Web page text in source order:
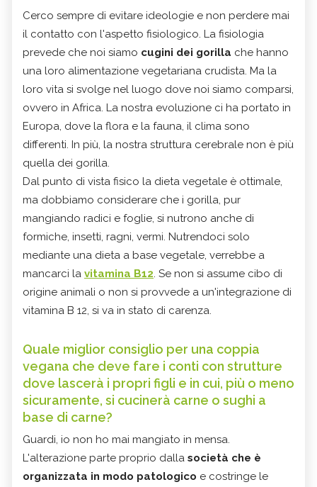
Cerco sempre di evitare ideologie e non perdere mai
il contatto con l'aspetto fisiologico. La fisiologia
prevede che noi siamo cugini dei gorilla che hanno
una loro alimentazione vegetariana crudista. Ma la
loro vita si svolge nel luogo dove noi siamo comparsi,
ovvero in Africa. La nostra evoluzione ci ha portato in
Europa, dove la flora e la fauna, il clima sono
differenti. In più, la nostra struttura cerebrale non è più
quella dei gorilla.
Dal punto di vista fisico la dieta vegetale è ottimale,
ma dobbiamo considerare che i gorilla, pur
mangiando radici e foglie, si nutrono anche di
formiche, insetti, ragni, vermi. Nutrendoci solo
mediante una dieta a base vegetale, verrebbe a
mancarci la vitamina B12. Se non si assume cibo di
origine animali o non si provvede a un'integrazione di
vitamina B 12, si va in stato di carenza.
Quale miglior consiglio per una coppia
vegana che deve fare i conti con strutture
dove lascerà i propri figli e in cui, più o meno
sicuramente, si cucinerà carne o sughi a
base di carne?
Guardi, io non ho mai mangiato in mensa.
L'alterazione parte proprio dalla società che è
organizzata in modo patologico e costringe le